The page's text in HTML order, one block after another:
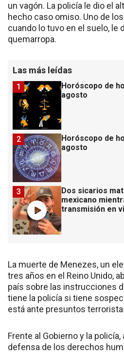
un vagón. La policía le dio el
hecho caso omiso. Uno de
cuando lo tuvo en el suelo, le
quemarropa.
Las más leídas
Horóscopo de
agosto
1
Horóscopo de
agosto
2
Dos sicarios
mexicano
transmisión en
3
La muerte de Menezes, un
tres años en el Reino Unido,
país sobre las instrucciones
tiene la policía si tiene
está ante presuntos
Frente al Gobierno y la
defensa de los derechos